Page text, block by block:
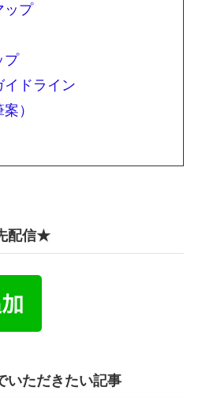
ップ
プ
イドライン
）
配信★
いただきたい記事